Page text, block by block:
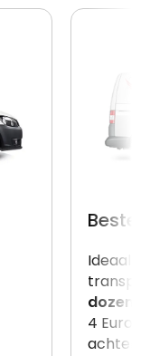
Ideaal
dozen
4